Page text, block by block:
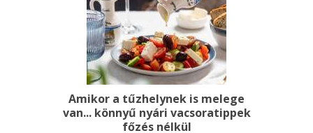
Amikor a tűzhelynek is melege
van... könnyű nyári vacsoratippek
főzés nélkül